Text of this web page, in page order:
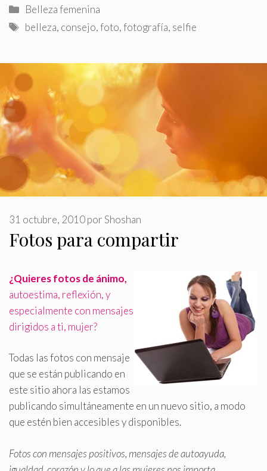
Categorías
Belleza femenina
Etiquetas
belleza, consejo,foto,fotografía, selfie
Fotos para compartir
31 octubre, 2010porShoshan
¿Quieres fotos de ánimo,
autoestima, reflexión, y
especialmente con mensajes
dirigidos a ti, mujer?
Todas las fotos con mensaje
que se están publicando en
este sitio ahora las estamos
publicando simultáneamente en un nuevo sitio, a modo
que estén bien accesibles y disponibles.
Fotos con mensajes positivos, mensajes de autoayuda,